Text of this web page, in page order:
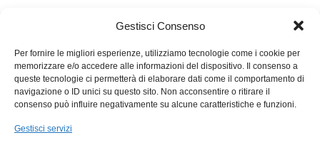
Gestisci Consenso
Per fornire le migliori esperienze, utilizziamo tecnologie come i cookie per
memorizzare e/o accedere alle informazioni del dispositivo. Il consenso a
queste tecnologie ci permetterà di elaborare dati come il comportamento di
navigazione o ID unici su questo sito. Non acconsentire o ritirare il
consenso può influire negativamente su alcune caratteristiche e funzioni.
Gestisci servizi
senza un’alternativa, se non la via solitaria o l’adesione all’Ue.